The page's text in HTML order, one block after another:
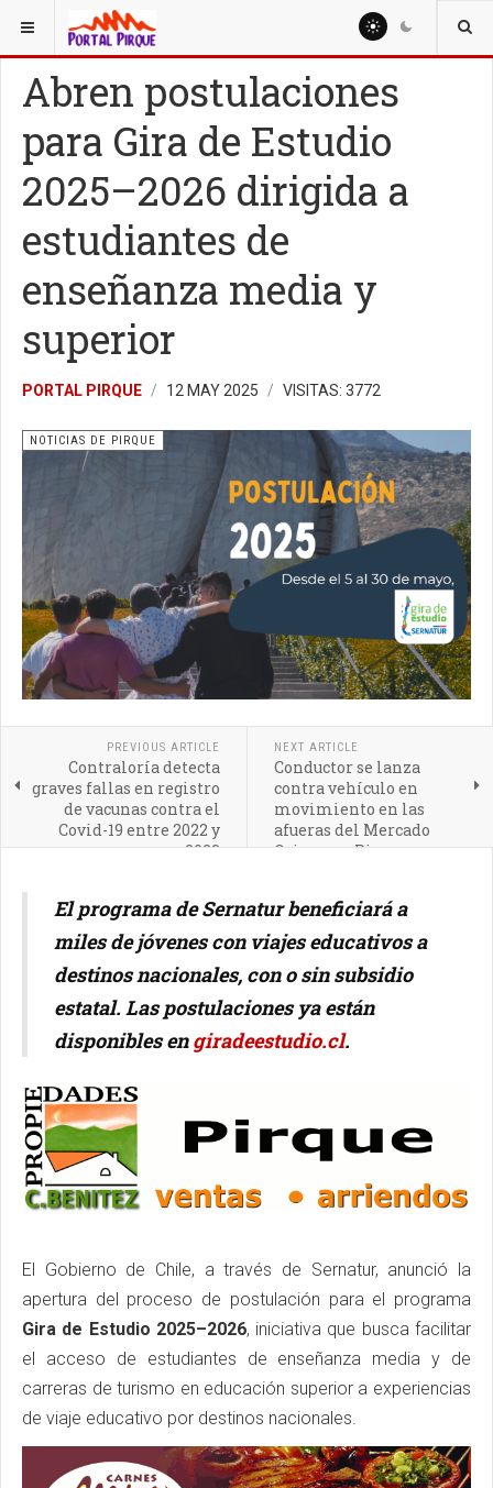
ESTÁ AQUÍ: NOTICIAS
Abren postulaciones
para Gira de Estudio
2025–2026 dirigida a
estudiantes de
enseñanza media y
superior
PORTAL PIRQUE 12 MAY 2025 VISITAS: 3772
NOTICIAS DE PIRQUE
PREVIOUS ARTICLE
Contraloría detecta
graves fallas en registro
de vacunas contra el
Covid-19 entre 2022 y
2023
NEXT ARTICLE
Conductor se lanza
contra vehículo en
movimiento en las
afueras del Mercado
Origen en Pirque
El programa de Sernatur beneficiará a
miles de jóvenes con viajes educativos a
destinos nacionales, con o sin subsidio
estatal. Las postulaciones ya están
disponibles engiradeestudio.cl.
El Gobierno de Chile, a través de Sernatur, anunció la
apertura del proceso de postulación para el programa
Gira de Estudio 2025–2026, iniciativa que busca facilitar
el acceso de estudiantes de enseñanza media y de
carreras de turismo en educación superior a experiencias
de viaje educativo por destinos nacionales.